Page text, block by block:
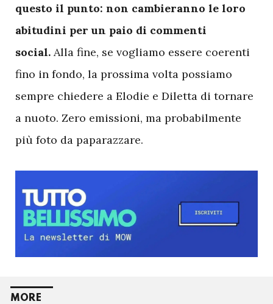
questo il punto: non cambieranno le loro
abitudini per un paio di commenti
social. Alla fine, se vogliamo essere coerenti
fino in fondo, la prossima volta possiamo
sempre chiedere a Elodie e Diletta di tornare
a nuoto. Zero emissioni, ma probabilmente
più foto da paparazzare.
MORE